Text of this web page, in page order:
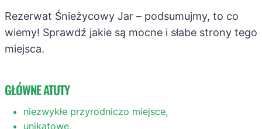
Rezerwat Śnieżycowy Jar – podsumujmy, to co
wiemy! Sprawdź jakie są mocne i słabe strony tego
miejsca.
GŁÓWNE ATUTY
niezwykłe przyrodniczo miejsce,
unikatowe,